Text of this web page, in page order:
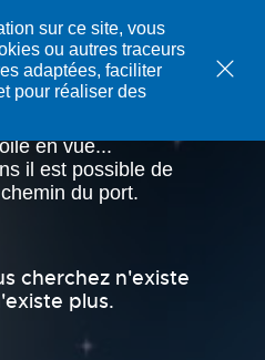
sur ce site, vous
ou autres traceurs
adaptées, faciliter
pour réaliser des
cherchez n'existe
plus.
en vue...
il est possible de
du port.